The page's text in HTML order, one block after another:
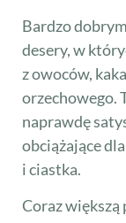
Bardzo
desery, w
z owoców,
orzechowego.
naprawdę
obciążające
i ciastka.
Coraz większą